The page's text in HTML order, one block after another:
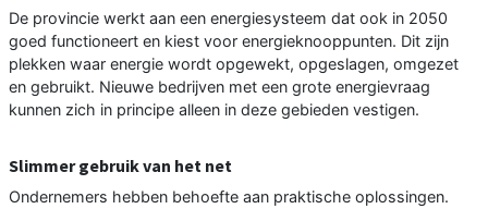
De provincie werkt aan een energiesysteem dat ook in 2050
goed functioneert en kiest voor energieknooppunten. Dit zijn
plekken waar energie wordt opgewekt, opgeslagen, omgezet
en gebruikt. Nieuwe bedrijven met een grote energievraag
kunnen zich in principe alleen in deze gebieden vestigen.
Slimmer gebruik van het net
Ondernemers hebben behoefte aan praktische oplossingen.